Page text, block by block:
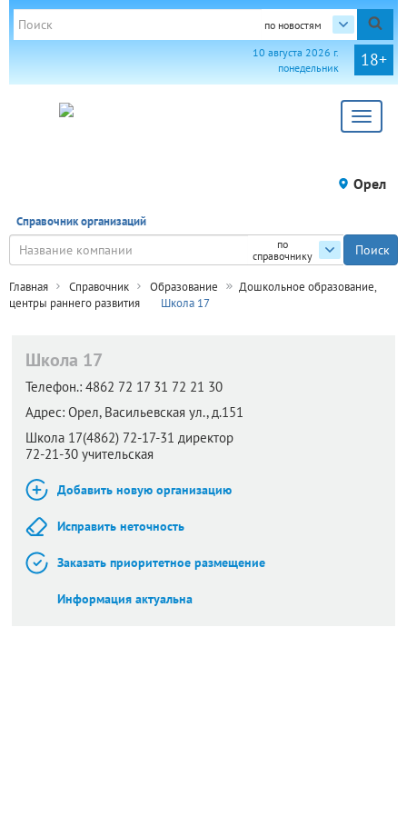
по новостям
18+
10 августа 2026 г.
понедельник
Toggle
Орел
Справочник организаций
по
справочнику
Главная Справочник Образование
Дошкольное образование,
центры раннего развития
Школа 17
Школа 17
Телефон.: 4862 72 17 31 72 21 30
Адрес: Орел, Васильевская ул., д.151
Школа 17(4862) 72-17-31 директор
72-21-30 учительская
Добавить новую организацию
Исправить неточность
Заказать приоритетное размещение
Информация актуальна